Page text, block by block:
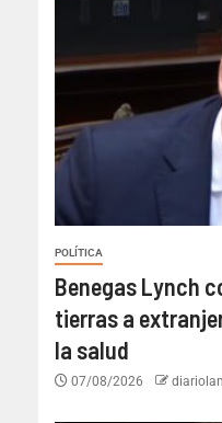
POLÍTICA
Benegas Lynch
tierras a
la salud
07/08/2026